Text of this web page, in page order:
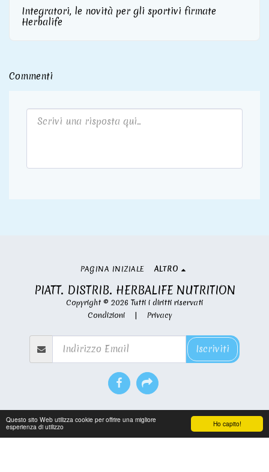
Ho capito!
Questo sito Web utilizza cookie per offrire una migliore
esperienza di utilizzo
Integratori, le novità per gli sportivi firmate
Herbalife
Commenti
PIATT. DISTRIB. HERBALIFE NUTRITION
Copyright © 2026 Tutti i diritti riservati
Condizioni| Privacy
PAGINA INIZIALE ALTRO
Iscriviti